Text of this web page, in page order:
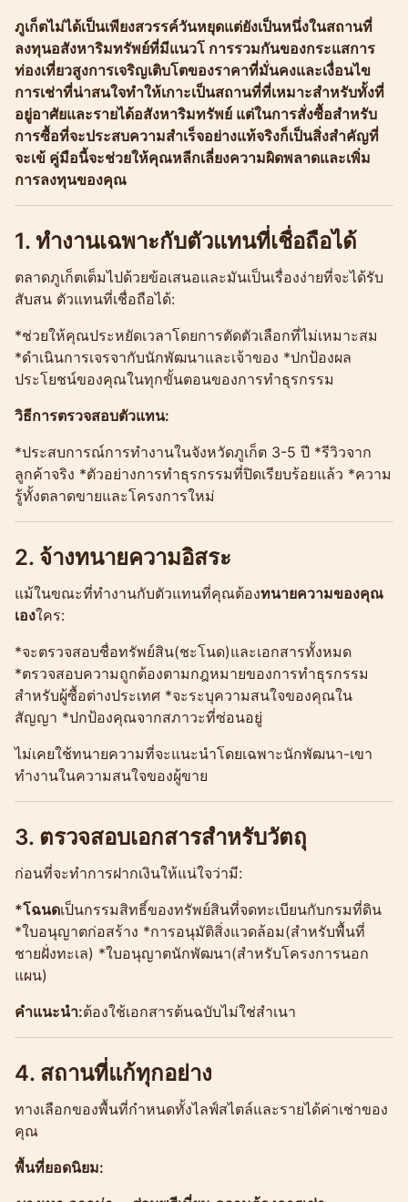
ภูเก็ตไม่ได้เป็นเพียงสวรรค์วันหยุดแต่ยังเป็นหนึ่งในสถานที่
ลงทุนอสังหาริมทรัพย์ที่มีแนวโ การรวมกันของกระแสการ
ท่องเที่ยวสูงการเจริญเติบโตของราคาที่มั่นคงและเงื่อนไข
การเช่าที่น่าสนใจทำให้เกาะเป็นสถานที่ที่เหมาะสำหรับทั้งที่
อยู่อาศัยและรายได้อสังหาริมทรัพย์ แต่ในการสั่งซื้อสำหรับ
การซื้อที่จะประสบความสำเร็จอย่างแท้จริงก็เป็นสิ่งสำคัญที่
จะเข้ คู่มือนี้จะช่วยให้คุณหลีกเลี่ยงความผิดพลาดและเพิ่ม
การลงทุนของคุณ
1. ทำงานเฉพาะกับตัวแทนที่เชื่อถือได้
ตลาดภูเก็ตเต็มไปด้วยข้อเสนอและมันเป็นเรื่องง่ายที่จะได้รับ
สับสน ตัวแทนที่เชื่อถือได้:
*ช่วยให้คุณประหยัดเวลาโดยการตัดตัวเลือกที่ไม่เหมาะสม
*ดำเนินการเจรจากับนักพัฒนาและเจ้าของ *ปกป้องผล
ประโยชน์ของคุณในทุกขั้นตอนของการทำธุรกรรม
วิธีการตรวจสอบตัวแทน:
*ประสบการณ์การทำงานในจังหวัดภูเก็ต 3-5 ปี *รีวิวจาก
ลูกค้าจริง *ตัวอย่างการทำธุรกรรมที่ปิดเรียบร้อยแล้ว *ความ
รู้ทั้งตลาดขายและโครงการใหม่
2. จ้างทนายความอิสระ
แม้ในขณะที่ทำงานกับตัวแทนที่คุณต้องทนายความของคุณ
เองใคร:
*จะตรวจสอบชื่อทรัพย์สิน(ชะโนด)และเอกสารทั้งหมด
*ตรวจสอบความถูกต้องตามกฎหมายของการทำธุรกรรม
สำหรับผู้ซื้อต่างประเทศ *จะระบุความสนใจของคุณใน
สัญญา *ปกป้องคุณจากสภาวะที่ซ่อนอยู่
ไม่เคยใช้ทนายความที่จะแนะนำโดยเฉพาะนักพัฒนา-เขา
ทำงานในความสนใจของผู้ขาย
3. ตรวจสอบเอกสารสำหรับวัตถุ
ก่อนที่จะทำการฝากเงินให้แน่ใจว่ามี:
*โฉนดเป็นกรรมสิทธิ์ของทรัพย์สินที่จดทะเบียนกับกรมที่ดิน
*ใบอนุญาตก่อสร้าง *การอนุมัติสิ่งแวดล้อม(สำหรับพื้นที่
ชายฝั่งทะเล) *ใบอนุญาตนักพัฒนา(สำหรับโครงการนอก
แผน)
คำแนะนำ:ต้องใช้เอกสารต้นฉบับไม่ใช่สำเนา
4. สถานที่แก้ทุกอย่าง
ทางเลือกของพื้นที่กำหนดทั้งไลฟ์สไตล์และรายได้ค่าเช่าของ
คุณ
พื้นที่ยอดนิยม: